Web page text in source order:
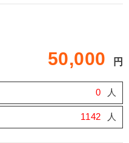
50,000 円
0 人
1142 人